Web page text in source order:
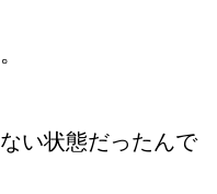
い状態だったんで